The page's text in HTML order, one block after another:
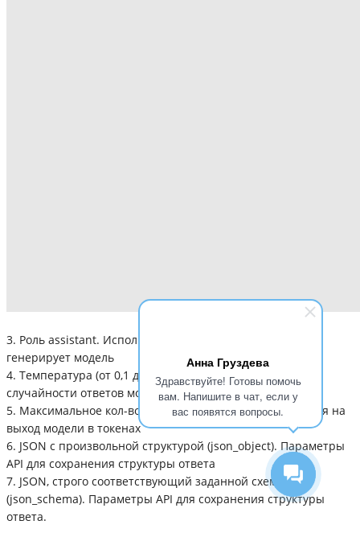
Анна Груздева
Здравствуйте! Готовы помочь
вам. Напишите в чат, если у
вас появятся вопросы.
3. Роль assistant. Используется для ответов, которые
генерирует модель
4. Температура (от 0,1 до 1). Настройка креативности/
случайности ответов модели
5. Максимальное кол-во токенов. Установка ограничения на
выход модели в токенах
6. JSON с произвольной структурой (json_object). Параметры
API для сохранения структуры ответа
7. JSON, строго соответствующий заданной схеме
(json_schema). Параметры API для сохранения структуры
ответа.